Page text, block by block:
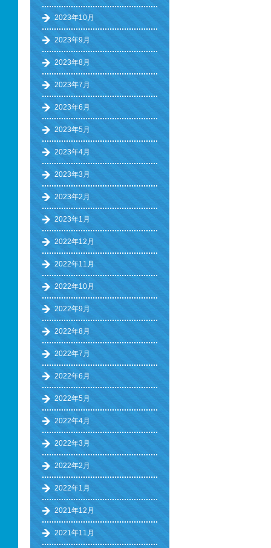
2023年10月
2023年9月
2023年8月
2023年7月
2023年6月
2023年5月
2023年4月
2023年3月
2023年2月
2023年1月
2022年12月
2022年11月
2022年10月
2022年9月
2022年8月
2022年7月
2022年6月
2022年5月
2022年4月
2022年3月
2022年2月
2022年1月
2021年12月
2021年11月